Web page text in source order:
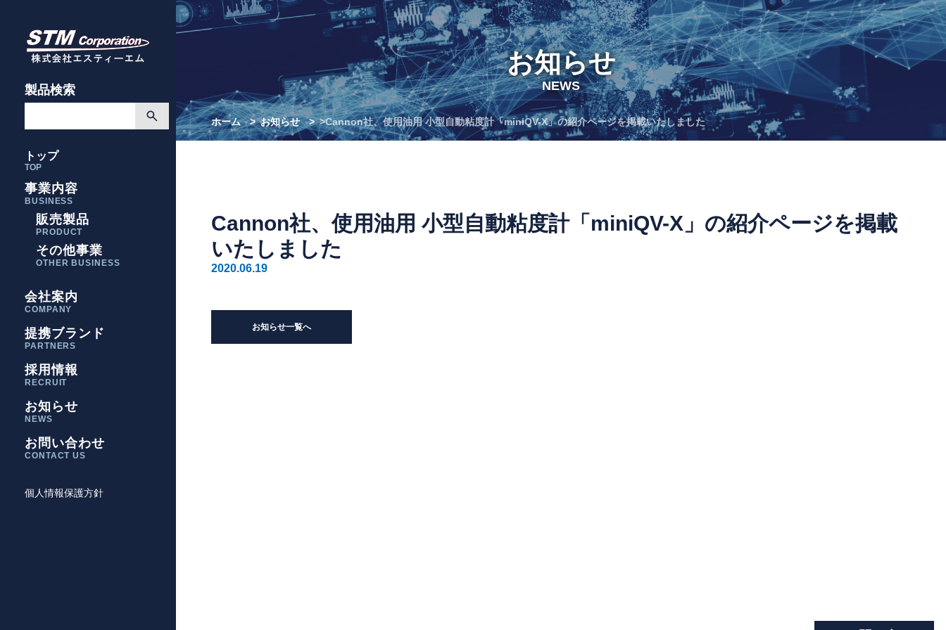
製品検索
トップ
TOP
事業内容
BUSINESS
販売製品
PRODUCT
その他事業
OTHER BUSINESS
会社案内
COMPANY
提携ブランド
PARTNERS
採用情報
RECRUIT
お知らせ
NEWS
お問い合わせ
CONTACT US
個人情報保護方針
お知らせ
NEWS
ホーム お知らせ >Cannon社、使用油用 小型自動粘度計「miniQV-X」の紹介ページを掲載いたしました
Cannon社、使用油用 小型自動粘度計「miniQV-X」の紹介ページを掲載
いたしました
2020.06.19
お知らせ一覧へ